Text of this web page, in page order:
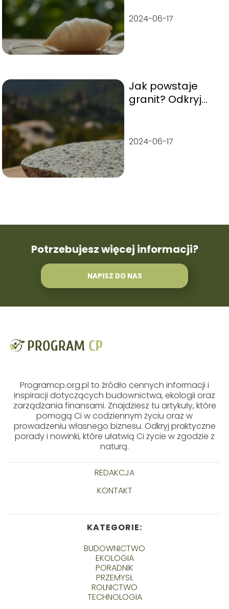
luksusowego
2024-06-17
Jak powstaje
granit? Odkryj
kamienia
2024-06-17
Potrzebujesz więcej informacji?
NAPISZ DO NAS
Programcp.org.pl to źródło cennych informacji i
inspiracji dotyczących budownictwa, ekologii oraz
zarządzania finansami. Znajdziesz tu artykuły, które
pomogą Ci w codziennym życiu oraz w
prowadzeniu własnego biznesu. Odkryj praktyczne
porady i nowinki, które ułatwią Ci życie w zgodzie z
naturą.
REDAKCJA
KONTAKT
KATEGORIE:
BUDOWNICTWO
EKOLOGIA
PORADNIK
PRZEMYSŁ
ROLNICTWO
TECHNOLOGIA